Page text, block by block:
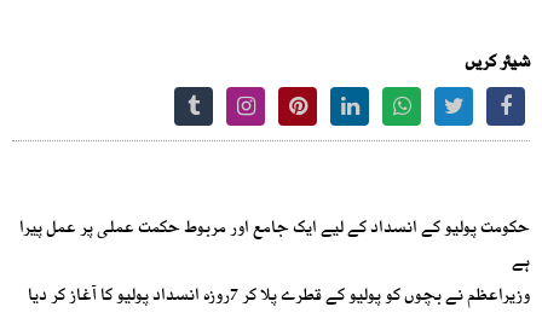
شیئر کریں
حکومت پولیو کے انسداد کے لیے ایک جامع اور مربوط حکمت عملی پر عمل پیرا
ہے
وزیراعظم نے بچوں کو پولیو کے قطرے پلا کر 7روزہ انسداد پولیو کا آغاز کر دیا